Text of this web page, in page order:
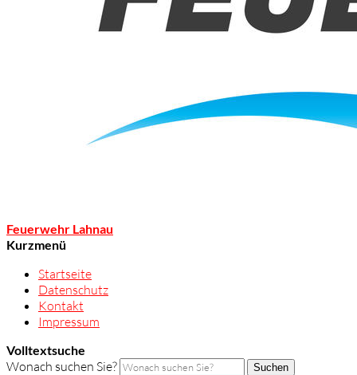
Feuerwehr Lahnau
Kurzmenü
Startseite
Datenschutz
Kontakt
Impressum
Volltextsuche
Wonach suchen Sie? Suchen